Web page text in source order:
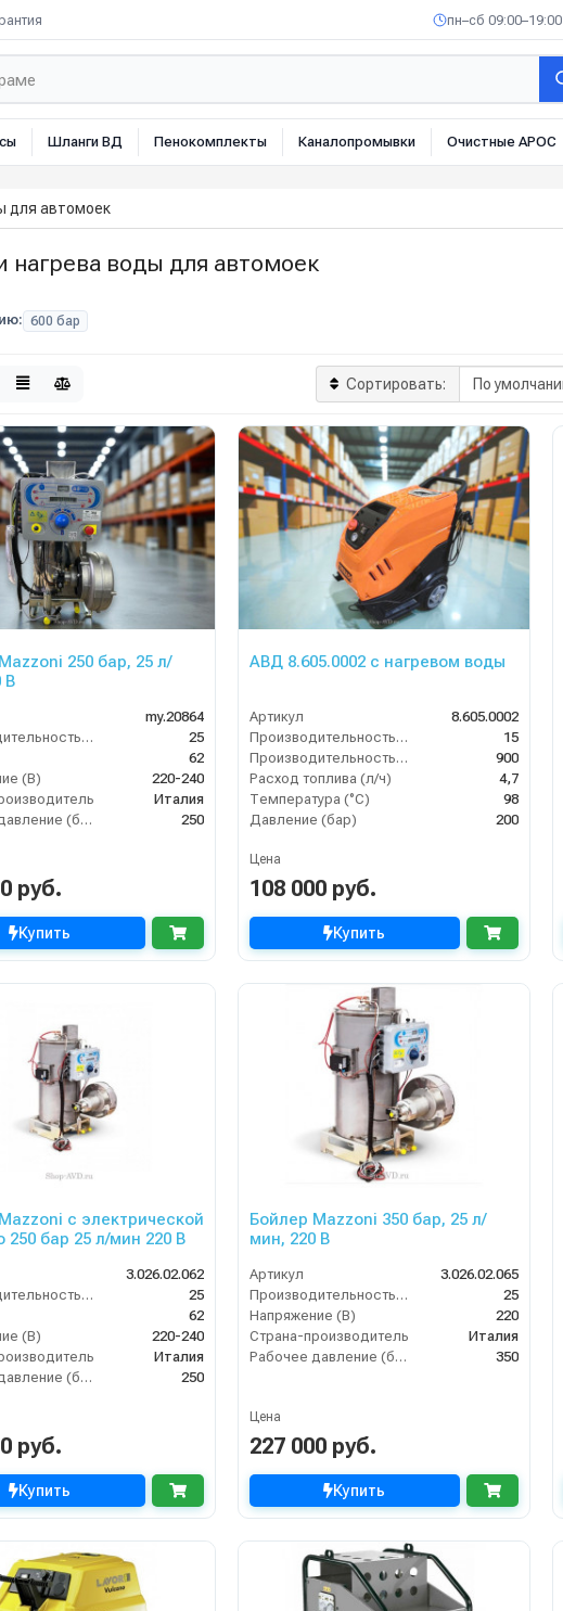
пн–сб 09:00–19:00
Шланги ВД Пенокомплекты Каналопромывки Очистные АРОС
для автомоек
нагрева воды для автомоек
600 бар
Сортировать:
250 бар, 25 л/
В
my.20864
Производительность (л/мин)
25
62
(В)
220-240
Италия
Рабочее давление (бар)
250
руб.
Купить
АВД 8.605.0002 с нагревом воды
Артикул
8.605.0002
Производительность (л/мин)
15
Производительность (л/ч)
900
Расход топлива (л/ч)
4,7
Температура (°C)
98
Давление (бар)
200
Цена
108 000 руб.
Купить
с электрической
250 бар 25 л/мин 220 В
3.026.02.062
Производительность (л/мин)
25
62
(В)
220-240
Италия
Рабочее давление (бар)
250
руб.
Купить
Бойлер Mazzoni 350 бар, 25 л/
мин, 220 В
Артикул
3.026.02.065
Производительность (л/мин)
25
Напряжение (В)
220
Страна-производитель
Италия
Рабочее давление (бар)
350
Цена
227 000 руб.
Купить